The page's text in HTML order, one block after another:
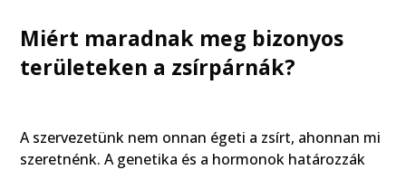
Miért maradnak meg bizonyos
területeken a zsírpárnák?
A szervezetünk nem onnan égeti a zsírt, ahonnan mi
szeretnénk. A genetika és a hormonok határozzák